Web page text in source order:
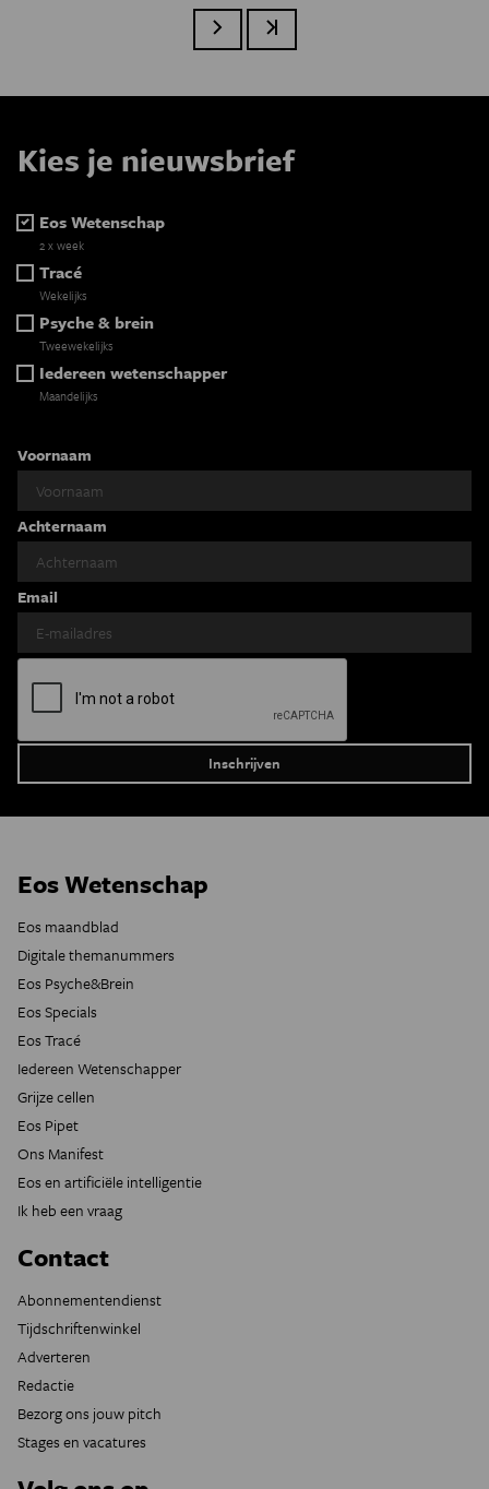
Volgende paginaLaatste pagina
Kies je nieuwsbrief
Eos Wetenschap
2 x week
Tracé
Wekelijks
Psyche & brein
Tweewekelijks
Iedereen wetenschapper
Maandelijks
Voornaam
Achternaam
Email
Eos Wetenschap
Eos maandblad
Digitale themanummers
Eos Psyche&Brein
Eos Specials
Eos Tracé
Iedereen Wetenschapper
Grijze cellen
Eos Pipet
Ons Manifest
Eos en artificiële intelligentie
Ik heb een vraag
Contact
Abonnementendienst
Tijdschriftenwinkel
Adverteren
Redactie
Bezorg ons jouw pitch
Stages en vacatures